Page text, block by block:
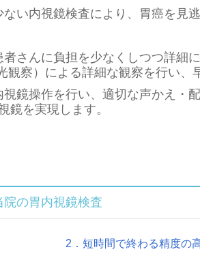
い内視鏡検査により、胃癌を見
さんに負担を少なくしつつ詳細
察）による詳細な観察を行い、
鏡操作を行い、適切な声かえ・
鏡を実現します。
院の胃内視鏡検査
2．短時間で終わる精度の